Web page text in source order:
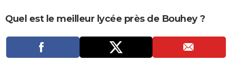
Dictionnaire
Biographies
Expressions
Proverbes
PROGRAMME TV
Quel est le meilleur lycée près de Bouhey ?